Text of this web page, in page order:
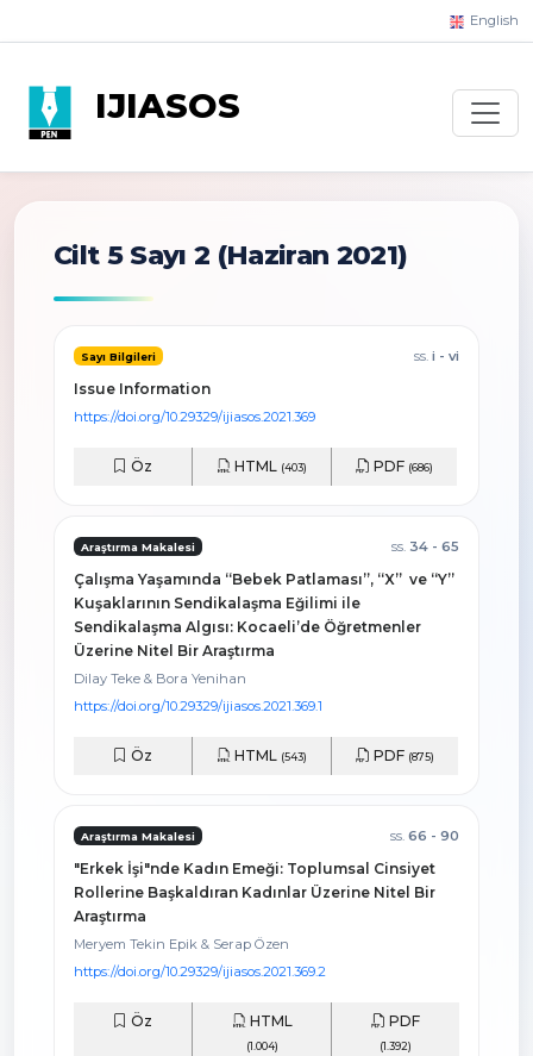
English
IJIASOS
Cilt 5 Sayı 2 (Haziran 2021)
Sayı Bilgileri ss. i - vi
Issue Information
https://doi.org/10.29329/ijiasos.2021.369
Öz HTML (403) PDF (686)
Araştırma Makalesi ss. 34 - 65
Çalışma Yaşamında “Bebek Patlaması”, “X” ve “Y”
Kuşaklarının Sendikalaşma Eğilimi ile
Sendikalaşma Algısı: Kocaeli’de Öğretmenler
Üzerine Nitel Bir Araştırma
Dilay Teke & Bora Yenihan
https://doi.org/10.29329/ijiasos.2021.369.1
Öz HTML (543) PDF (875)
Araştırma Makalesi ss. 66 - 90
"Erkek İşi"nde Kadın Emeği: Toplumsal Cinsiyet
Rollerine Başkaldıran Kadınlar Üzerine Nitel Bir
Araştırma
Meryem Tekin Epik & Serap Özen
https://doi.org/10.29329/ijiasos.2021.369.2
Öz HTML
(1.004)
PDF
(1.392)